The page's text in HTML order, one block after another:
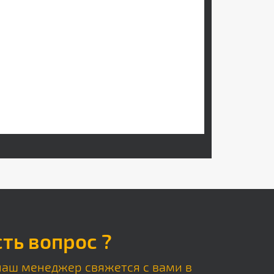
вопрос ?
менеджер свяжется с вами в